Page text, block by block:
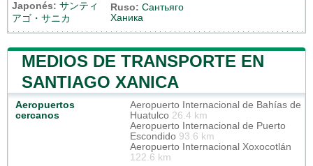
Japonés: サンティ
アゴ・サニカ
Ruso: Сантьяго
Ханика
MEDIOS DE TRANSPORTE EN
SANTIAGO XANICA
Aeropuertos
cercanos
Aeropuerto Internacional de Bahías de
Huatulco 26.4 km
Aeropuerto Internacional de Puerto
Escondido 93.6 km
Aeropuerto Internacional Xoxocotlán
122.6 km